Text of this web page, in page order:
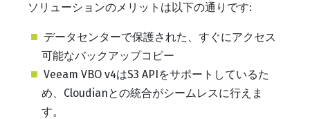
ソリューションのメリットは以下の通りです:
データセンターで保護された、すぐにアクセス
可能なバックアップコピー
Veeam VBO v4はS3 APIをサポートしているた
め、Cloudianとの統合がシームレスに行えま
す。